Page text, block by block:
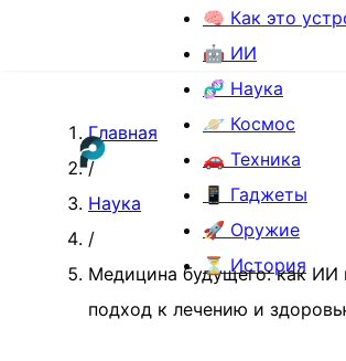
🧠 Как это
🤖 ИИ
🧬 Наука
🪐 Космос
🚗 Техника
📱 Гаджеты
🚀 Оружие
⏳ История
Главная
/
Наука
/
Медицина будущего: как ИИ
подход к лечению и